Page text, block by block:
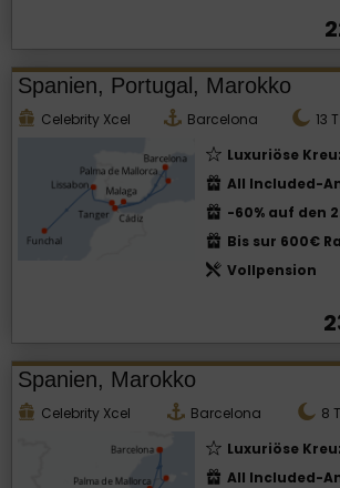
Spanien, Portugal, Marokko
Celebrity Xcel Barcelona 13 T
Luxuriöse
All Included-
-60% auf den
Bis sur 600€
Vollpension
Spanien, Marokko
Celebrity Xcel Barcelona 8 T
Luxuriöse
All Included-